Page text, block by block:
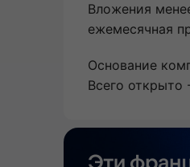
Вложения
ежемесячная
Основание
Всего открыто